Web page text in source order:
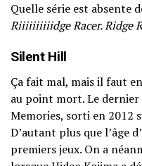
Quelle série est absente
Riiiiiiiiiidge Racer. Ridge
Silent Hill
Ça fait mal, mais il faut
au point mort. Le
Memories, sorti en 2012
D’autant plus que l’âge
premiers jeux. On a